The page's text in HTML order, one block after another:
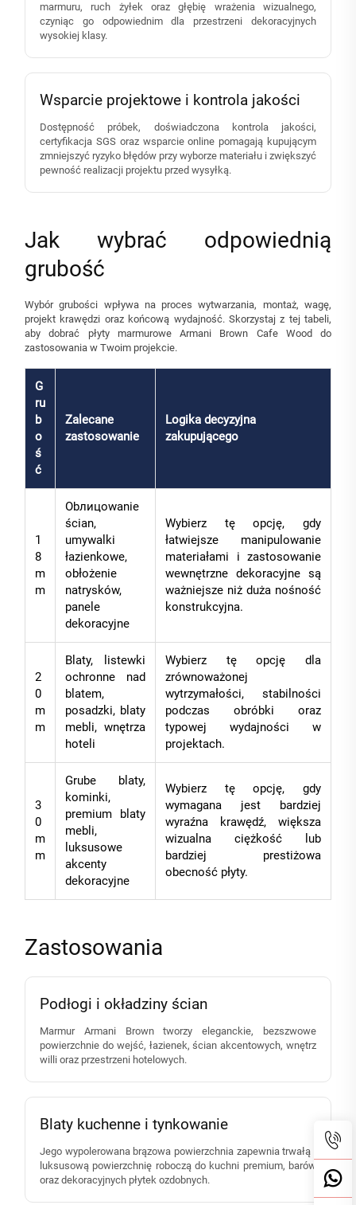
marmuru, ruch żyłek oraz głębię wrażenia wizualnego,
czyniąc go odpowiednim dla przestrzeni dekoracyjnych
wysokiej klasy.
Wsparcie projektowe i kontrola jakości
Dostępność próbek, doświadczona kontrola jakości,
certyfikacja SGS oraz wsparcie online pomagają kupującym
zmniejszyć ryzyko błędów przy wyborze materiału i zwiększyć
pewność realizacji projektu przed wysyłką.
Jak wybrać odpowiednią
grubość
Wybór grubości wpływa na proces wytwarzania, montaż, wagę,
projekt krawędzi oraz końcową wydajność. Skorzystaj z tej tabeli,
aby dobrać płyty marmurowe Armani Brown Cafe Wood do
zastosowania w Twoim projekcie.
G
ru
b
o
ś
ć
Zalecane
zastosowanie
Logika decyzyjna
zakupującego
1
8
m
m
Obлицowanie
ścian,
umywalki
łazienkowe,
obłożenie
natrysków,
panele
dekoracyjne
Wybierz tę opcję, gdy
łatwiejsze manipulowanie
materiałami i zastosowanie
wewnętrzne dekoracyjne są
ważniejsze niż duża nośność
konstrukcyjna.
2
0
m
m
Blaty, listewki
ochronne nad
blatem,
posadzki, blaty
mebli, wnętrza
hoteli
Wybierz tę opcję dla
zrównoważonej
wytrzymałości, stabilności
podczas obróbki oraz
typowej wydajności w
projektach.
3
0
m
m
Grube blaty,
kominki,
premium blaty
mebli,
luksusowe
akcenty
dekoracyjne
Wybierz tę opcję, gdy
wymagana jest bardziej
wyraźna krawędź, większa
wizualna ciężkość lub
bardziej prestiżowa
obecność płyty.
Zastosowania
Podłogi i okładziny ścian
Marmur Armani Brown tworzy eleganckie, bezszwowe
powierzchnie do wejść, łazienek, ścian akcentowych, wnętrz
willi oraz przestrzeni hotelowych.
Blaty kuchenne i tynkowanie
Jego wypolerowana brązowa powierzchnia zapewnia trwałą i
luksusową powierzchnię roboczą do kuchni premium, barów
oraz dekoracyjnych płytek ozdobnych.